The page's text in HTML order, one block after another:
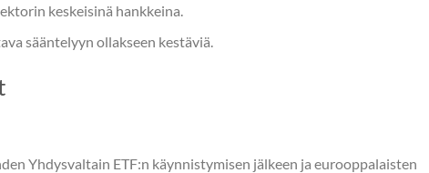
keskeisinä hankkeina.
sääntelyyn ollakseen kestäviä.
Yhdysvaltain ETF:n käynnistymisen jälkeen ja eurooppalaisten